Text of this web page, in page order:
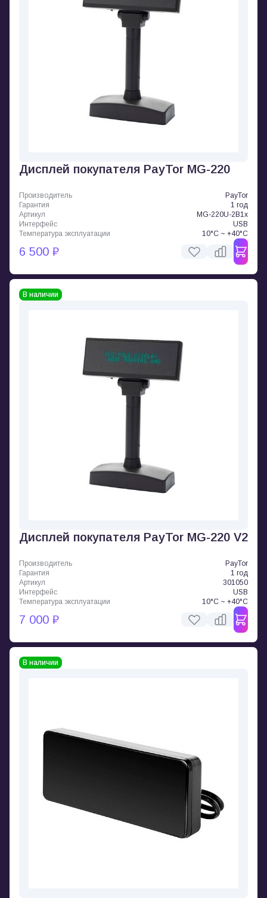
Дисплей покупателя PayTor MG-220
Производитель
PayTor
Гарантия
1 год
Артикул
MG-220U-2B1x
Интерфейс
USB
Температура эксплуатации
10°C ~ +40°C
6 500 ₽
В наличии
Дисплей покупателя PayTor MG-220 V2
Производитель
PayTor
Гарантия
1 год
Артикул
301050
Интерфейс
USB
Температура эксплуатации
10°C ~ +40°C
7 000 ₽
В наличии